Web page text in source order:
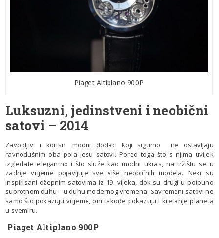
Piaget Altiplano 900P
Luksuzni, jedinstveni i neobični
satovi – 2014
Zavodljivi i korisni modni dodaci koji sigurno ne ostavljaju
ravnodušnim oba pola jesu satovi. Pored toga što s njima uvijek
izgledate elegantno i što služe kao modni ukras, na tržištu se u
zadnje vrijeme pojavljuje sve više neobičnih modela. Neki su
inspirisani džepnim satovima iz 19. vijeka, dok su drugi u potpuno
suprotnom duhu – u duhu modernog vremena. Savremeni satovi ne
samo što pokazuju vrijeme, oni takođe pokazuju i kretanje planeta
u svemiru.
Piaget Altiplano 900P